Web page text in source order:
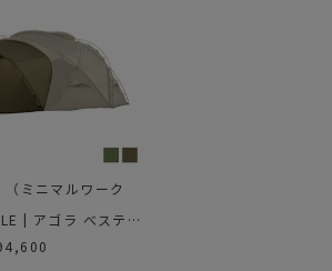
ミニマルワーク
| アゴラ べステビ